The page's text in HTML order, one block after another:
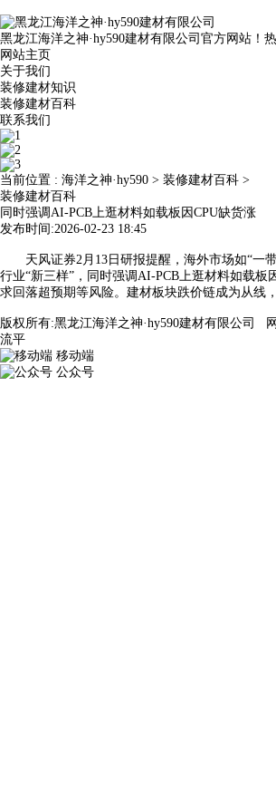
黑龙江海洋之神·hy590建材有限公司官方网站！
网站主页
关于我们
装修建材知识
装修建材百科
联系我们
当前位置 : 海洋之神·hy590 > 装修建材百科 >
装修建材百科
同时强调AI-PCB上逛材料如载板因CPU缺货涨
发布时间:2026-02-23 18:45
天风证券2月13日研报提醒，海外市场如“一带
行业“新三样”，同时强调AI-PCB上逛材料如载
求回落超预期等风险。建材板块跌价链成为从线
版权所有:黑龙江海洋之神·hy590建材有限公司
流平
移动端
公众号